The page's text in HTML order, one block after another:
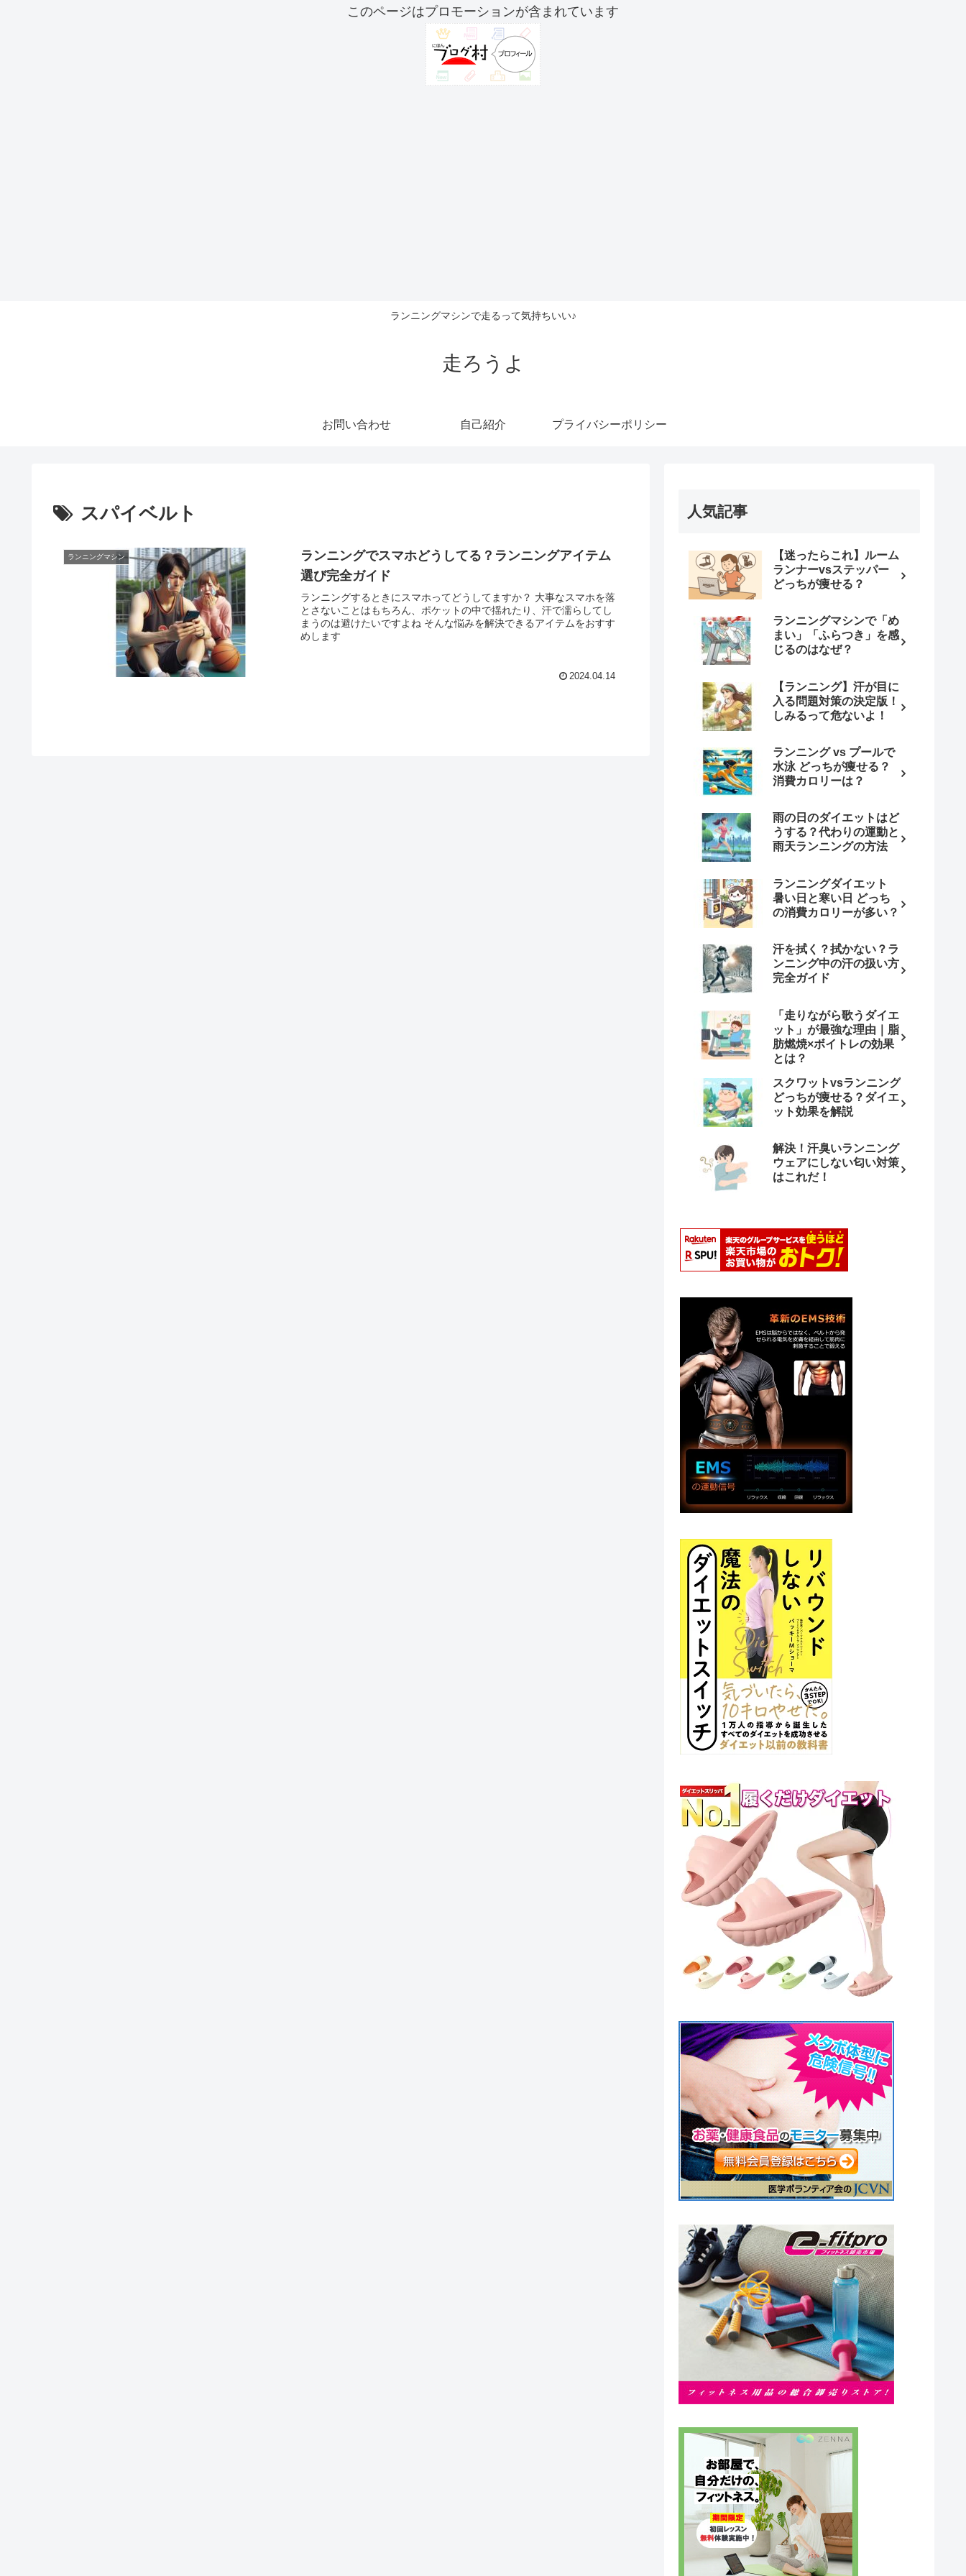
このページはプロモーションが含まれています
ランニングマシンで走るって気持ちいい♪
走ろうよ
お問い合わせ 自己紹介 プライバシーポリシー
スパイベルト
ランニングマシン
ランニングでスマホどうしてる？ランニングアイテム
選び完全ガイド
ランニングするときにスマホってどうしてますか？ 大事なスマホを落
とさないことはもちろん、ポケットの中で揺れたり、汗で濡らしてし
まうのは避けたいですよね そんな悩みを解決できるアイテムをおすす
めします
2024.04.14
人気記事
【迷ったらこれ】ルーム
ランナーvsステッパー
どっちが痩せる？
ランニングマシンで「め
まい」「ふらつき」を感
じるのはなぜ？
【ランニング】汗が目に
入る問題対策の決定版！
しみるって危ないよ！
ランニング vs プールで
水泳 どっちが痩せる？
消費カロリーは？
雨の日のダイエットはど
うする？代わりの運動と
雨天ランニングの方法
ランニングダイエット
暑い日と寒い日 どっち
の消費カロリーが多い？
汗を拭く？拭かない？ラ
ンニング中の汗の扱い方
完全ガイド
「走りながら歌うダイエ
ット」が最強な理由｜脂
肪燃焼×ボイトレの効果
とは？
スクワットvsランニング
どっちが痩せる？ダイエ
ット効果を解説
解決！汗臭いランニング
ウェアにしない匂い対策
はこれだ！